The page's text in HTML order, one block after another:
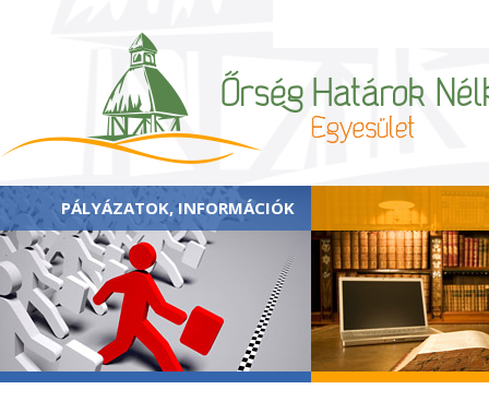
PÁLYÁZATOK, INFORMÁCIÓK